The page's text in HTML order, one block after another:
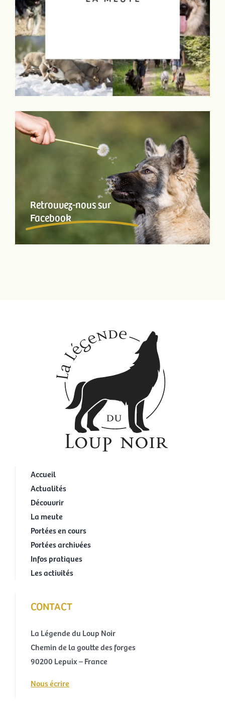
Retrouvez-nous sur
Facebook
Accueil
Actualités
Découvrir
La meute
Portées en cours
Portées archivées
Infos pratiques
Les activités
CONTACT
La Légende du Loup Noir
Chemin de la goutte des forges
90200 Lepuix – France
Nous écrire